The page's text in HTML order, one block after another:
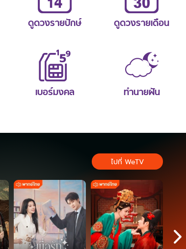
ดูดวงรายปักษ์ ดูดวงรายเดือน
เบอร์มงคล ทำนายฝัน
ไปที่ WeTV